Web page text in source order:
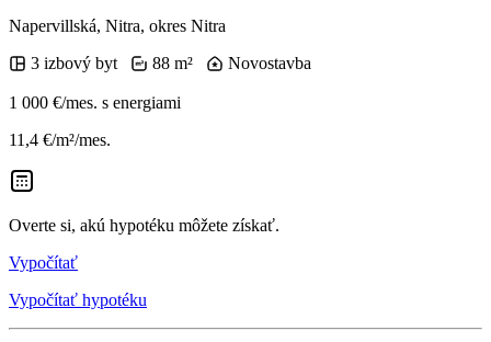
Napervillská, Nitra, okres Nitra
3 izbový byt
88 m² Novostavba
1 000 €/mes. s energiami
11,4 €/m²/mes.
Overte si, akú hypotéku môžete získať.
Vypočítať
Vypočítať hypotéku